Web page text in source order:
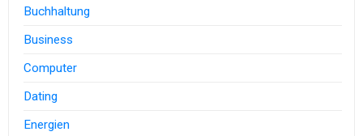
Buchhaltung
Business
Computer
Dating
Energien